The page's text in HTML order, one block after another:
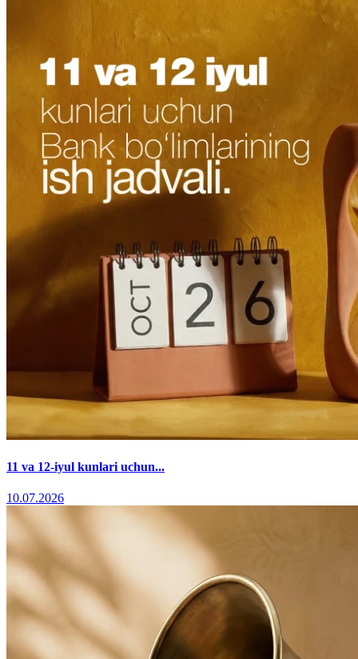
11 va 12-iyul kunlari uchun...
10.07.2026